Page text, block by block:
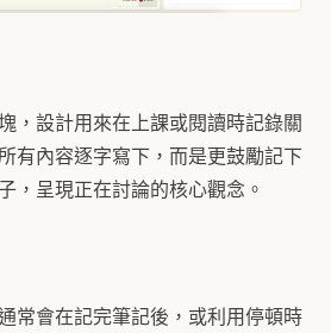
，設計用來在上課或閱讀時記錄關
有內容逐字寫下，而是更鼓勵記下
，呈現正在討論的核心觀念。
常會在記完筆記後，或利用停頓時